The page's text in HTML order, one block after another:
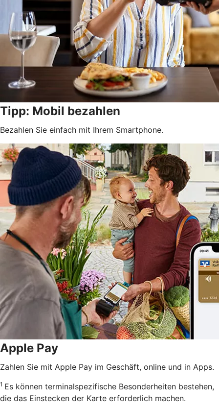
Tipp: Mobil bezahlen
Bezahlen Sie einfach mit Ihrem Smartphone.
Apple Pay
Zahlen Sie mit Apple Pay im Geschäft, online und in Apps.
1 Es können terminalspezifische Besonderheiten bestehen,
die das Einstecken der Karte erforderlich machen.